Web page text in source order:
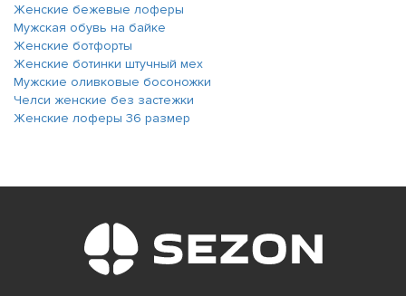
Женские бежевые лоферы
Мужская обувь на байке
Женские ботфорты
Женские ботинки штучный мех
Мужские оливковые босоножки
Челси женские без застежки
Женские лоферы 36 размер